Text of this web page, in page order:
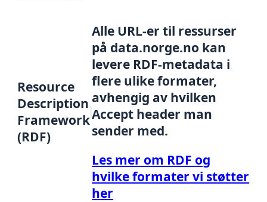
Resource
Description
Framework
(RDF)
Alle URL-er til ressurser
på data.norge.no kan
levere RDF-metadata i
flere ulike formater,
avhengig av hvilken
Accept header man
sender med.
Les mer om RDF og
hvilke formater vi støtter
her